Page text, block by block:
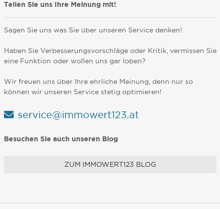
Teilen Sie uns Ihre Meinung mit!
Sagen Sie uns was Sie über unseren Service denken!
Haben Sie Verbesserungsvorschläge oder Kritik, vermissen Sie
eine Funktion oder wollen uns gar loben?
Wir freuen uns über Ihre ehrliche Meinung, denn nur so
können wir unseren Service stetig optimieren!
service@immowert123.at
Besuchen Sie auch unseren Blog
ZUM IMMOWERT123 BLOG